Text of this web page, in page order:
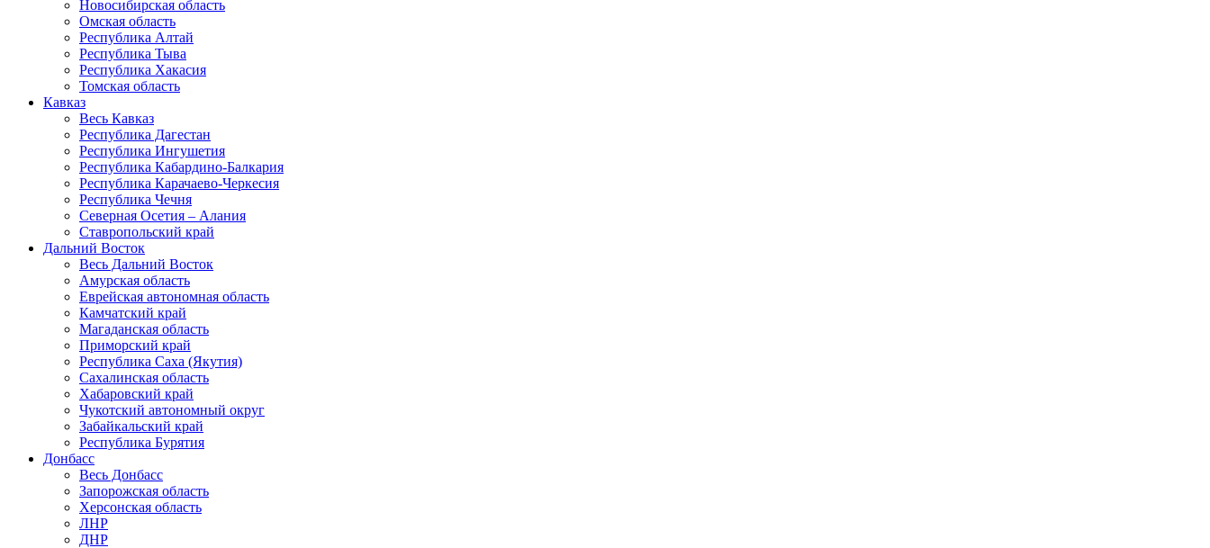
Новосибирская область
Омская область
Республика Алтай
Республика Тыва
Республика Хакасия
Томская область
Кавказ
Весь Кавказ
Республика Дагестан
Республика Ингушетия
Республика Кабардино-Балкария
Республика Карачаево-Черкесия
Республика Чечня
Северная Осетия – Алания
Ставропольский край
Дальний Восток
Весь Дальний Восток
Амурская область
Еврейская автономная область
Камчатский край
Магаданская область
Приморский край
Республика Саха (Якутия)
Сахалинская область
Хабаровский край
Чукотский автономный округ
Забайкальский край
Республика Бурятия
Донбасс
Весь Донбасс
Запорожская область
Херсонская область
ЛНР
ДНР